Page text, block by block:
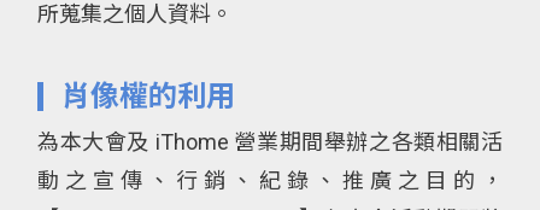
所蒐集之個人資料。
肖像權的利用
為本大會及 iThome 營業期間舉辦之各類相關活
動之宣傳、行銷、紀錄、推廣之目的，